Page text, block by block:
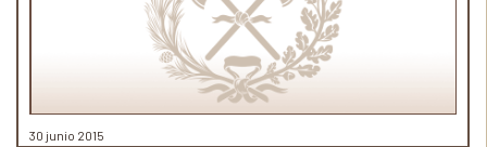
30 junio 2015